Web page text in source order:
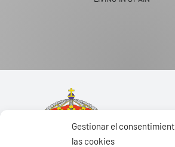
Gestionar el
las cookies